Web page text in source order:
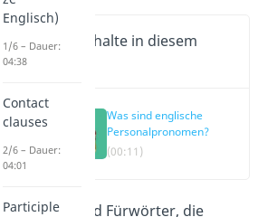
Wichtige Inhalte in diesem
Video
Was sind englische
Personalpronomen?
(00:11)
Pronomen sind Fürwörter, die
Englisch)
1/6 – Dauer:
04:38
Contact
clauses
2/6 – Dauer:
04:01
Participle